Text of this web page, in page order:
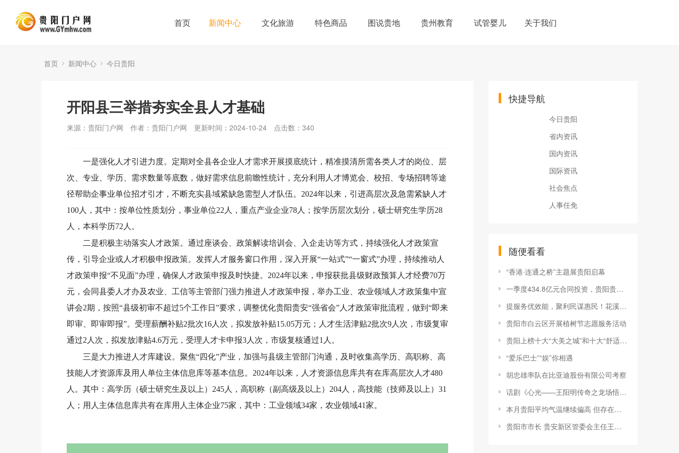
首页 新闻中心 文化旅游 特色商品 图说贵地 贵州教育 试管婴儿 关于我们
首页 新闻中心 今日贵阳
开阳县三举措夯实全县人才基础
来源：贵阳门户网 作者：贵阳门户网 更新时间：2024-10-24 点击数： 340
一是强化人才引进力度。定期对全县各企业人才需求开展摸底统计，精准摸清所需各类人才的岗位、层
次、专业、学历、需求数量等底数，做好需求信息前瞻性统计，充分利用人才博览会、校招、专场招聘等途
径帮助企事业单位招才引才，不断充实县域紧缺急需型人才队伍。2024年以来，引进高层次及急需紧缺人才
100人，其中：按单位性质划分，事业单位22人，重点产业企业78人；按学历层次划分，硕士研究生学历28
人，本科学历72人。
二是积极主动落实人才政策。通过座谈会、政策解读培训会、入企走访等方式，持续强化人才政策宣
传，引导企业或人才积极申报政策。发挥人才服务窗口作用，深入开展“一站式”“一窗式”办理，持续推动人
才政策申报“不见面”办理，确保人才政策申报及时快捷。2024年以来，申报获批县级财政预算人才经费70万
元，会同县委人才办及农业、工信等主管部门强力推进人才政策申报，举办工业、农业领域人才政策集中宣
讲会2期，按照“县级初审不超过5个工作日”要求，调整优化贵阳贵安“强省会”人才政策审批流程，做到“即来
即审、即审即报”。受理薪酬补贴2批次16人次，拟发放补贴15.05万元；人才生活津贴2批次9人次，市级复审
通过2人次，拟发放津贴4.6万元，受理人才卡申报3人次，市级复核通过1人。
三是大力推进人才库建设。聚焦“四化”产业，加强与县级主管部门沟通，及时收集高学历、高职称、高
技能人才资源库及用人单位主体信息库等基本信息。2024年以来，人才资源信息库共有在库高层次人才480
人。其中：高学历（硕士研究生及以上）245人，高职称（副高级及以上）204人，高技能（技师及以上）31
人；用人主体信息库共有在库用人主体企业75家，其中：工业领域34家，农业领域41家。
快捷导航
今日贵阳
省内资讯
国内资讯
国际资讯
社会焦点
人事任免
随便看看
“香港·连通之桥”主题展贵阳启幕
一季度434.8亿元合同投资，贵阳贵安招商“秘诀”是啥？
提服务优效能，聚利民谋惠民！花溪区民政局多措并举写好“民生答卷”
贵阳市白云区开展植树节志愿服务活动
贵阳上榜十大“大美之城”和十大“舒适之城”
“爱乐巴士”“娱”你相遇
胡忠雄率队在比亚迪股份有限公司考察
话剧《心光——王阳明传奇之龙场悟道》12月27日在贵阳大剧院开演
本月贵阳平均气温继续偏高 但存在阶段性寒冷时段
贵阳市市长 贵安新区管委会主任王宏：打造“六大产业集群” 以实干实绩体现省会城市担当